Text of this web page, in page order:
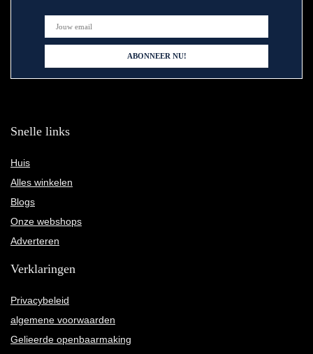
Snelle links
Huis
Alles winkelen
Blogs
Onze webshops
Adverteren
Verklaringen
Privacybeleid
algemene voorwaarden
Gelieerde openbaarmaking